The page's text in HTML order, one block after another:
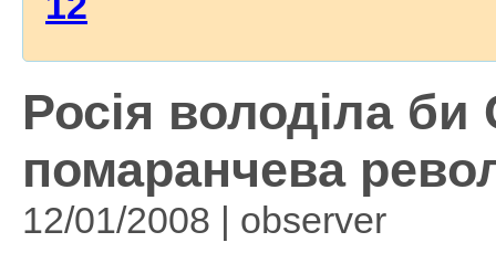
Росія володіла
помаранчева
12/01/2008 | observеr